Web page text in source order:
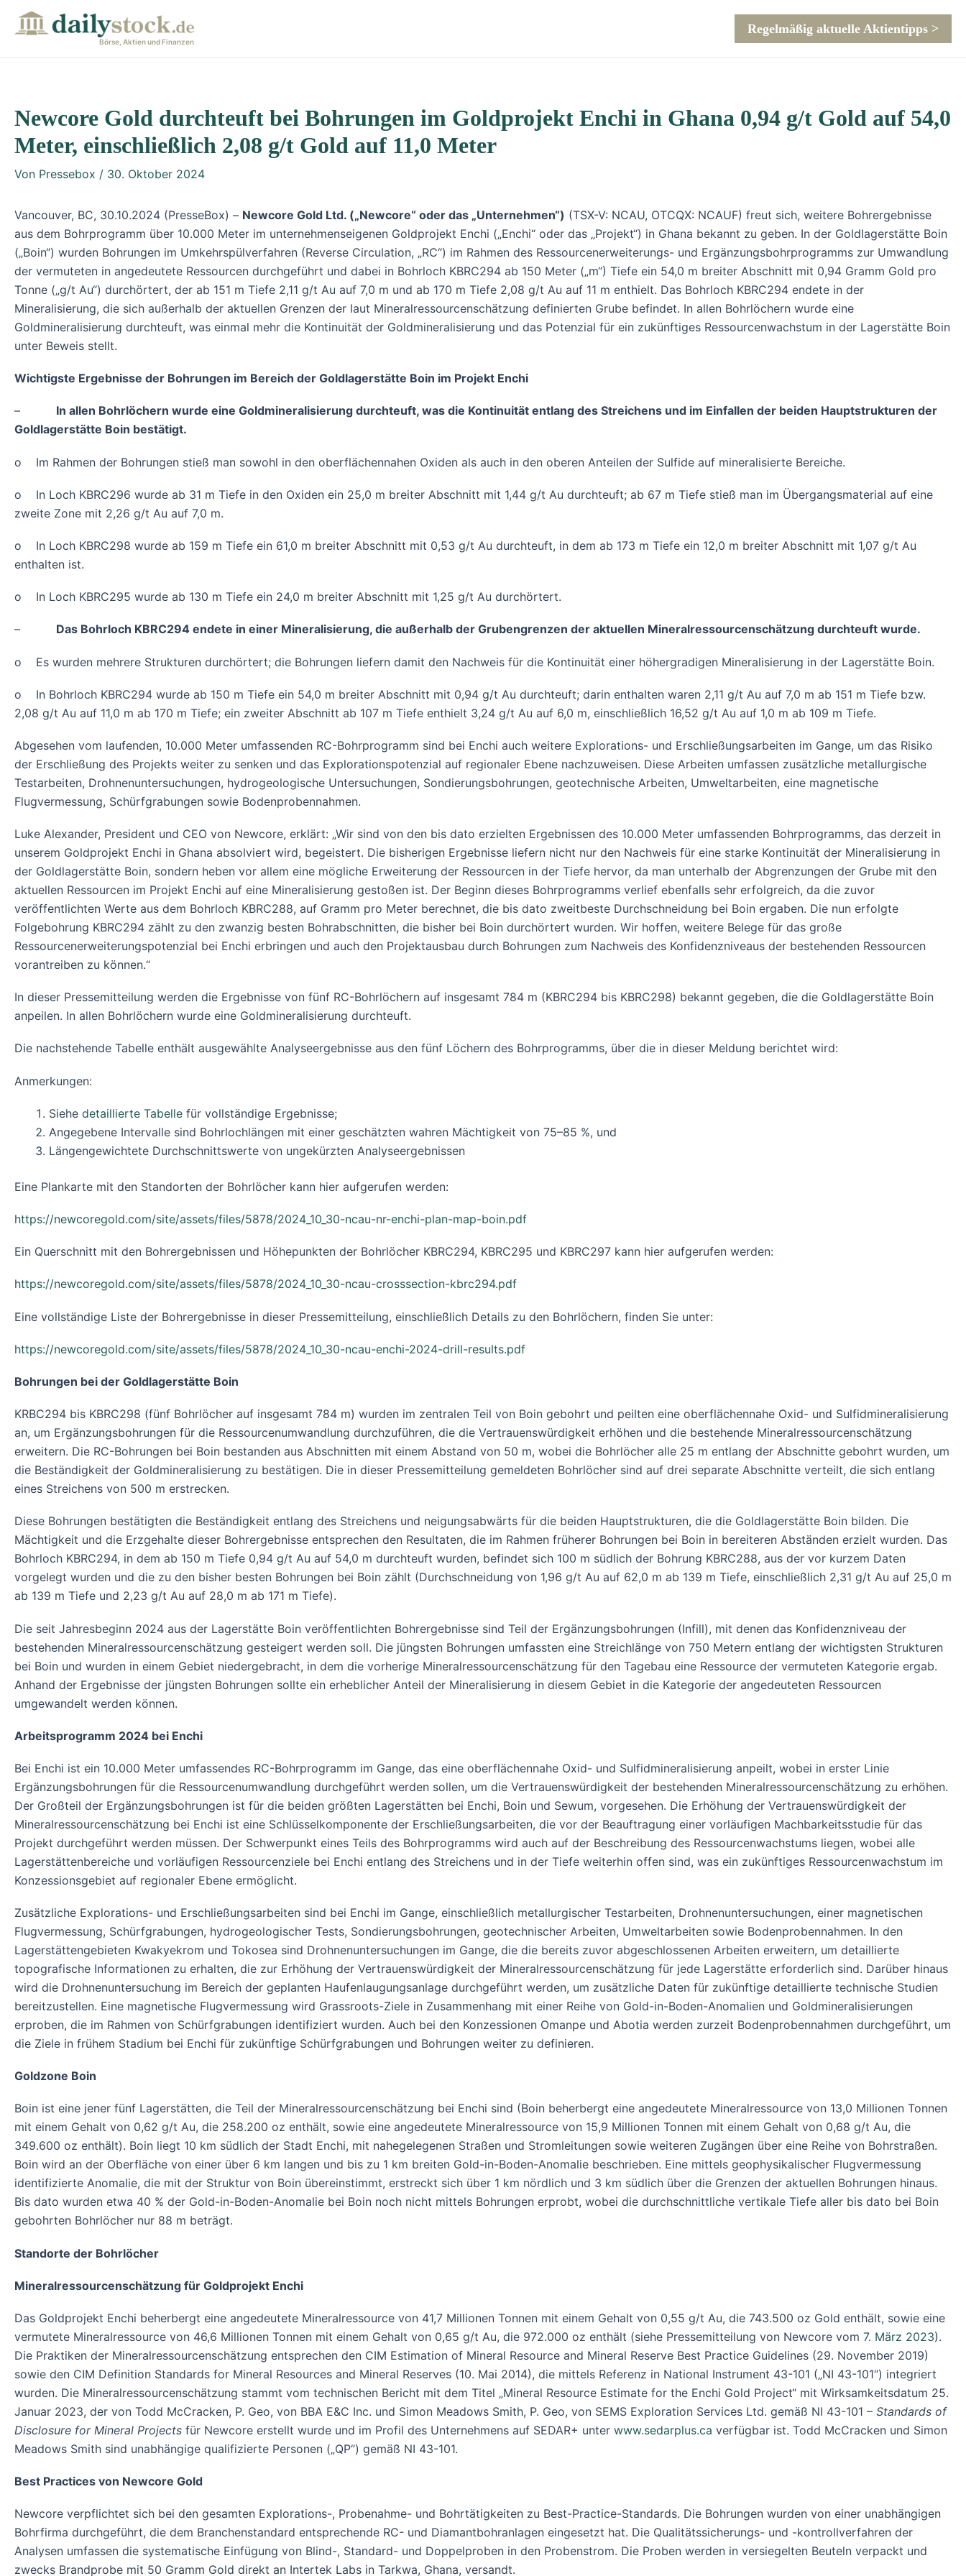
Inhalt
Börse, Aktien und Finanzen
Regelmäßig aktuelle Aktientipps >
Newcore Gold durchteuft bei Bohrungen im Goldprojekt Enchi in Ghana 0,94 g/t Gold auf 54,0
Meter, einschließlich 2,08 g/t Gold auf 11,0 Meter
Von Pressebox / 30. Oktober 2024
Vancouver, BC, 30.10.2024 (PresseBox) – Newcore Gold Ltd. („Newcore“ oder das „Unternehmen“) (TSX-V: NCAU, OTCQX: NCAUF) freut sich, weitere Bohrergebnisse
aus dem Bohrprogramm über 10.000 Meter im unternehmenseigenen Goldprojekt Enchi („Enchi“ oder das „Projekt“) in Ghana bekannt zu geben. In der Goldlagerstätte Boin
(„Boin“) wurden Bohrungen im Umkehrspülverfahren (Reverse Circulation, „RC“) im Rahmen des Ressourcenerweiterungs- und Ergänzungsbohrprogramms zur Umwandlung
der vermuteten in angedeutete Ressourcen durchgeführt und dabei in Bohrloch KBRC294 ab 150 Meter („m“) Tiefe ein 54,0 m breiter Abschnitt mit 0,94 Gramm Gold pro
Tonne („g/t Au“) durchörtert, der ab 151 m Tiefe 2,11 g/t Au auf 7,0 m und ab 170 m Tiefe 2,08 g/t Au auf 11 m enthielt. Das Bohrloch KBRC294 endete in der
Mineralisierung, die sich außerhalb der aktuellen Grenzen der laut Mineralressourcenschätzung definierten Grube befindet. In allen Bohrlöchern wurde eine
Goldmineralisierung durchteuft, was einmal mehr die Kontinuität der Goldmineralisierung und das Potenzial für ein zukünftiges Ressourcenwachstum in der Lagerstätte Boin
unter Beweis stellt.
Wichtigste Ergebnisse der Bohrungen im Bereich der Goldlagerstätte Boin im Projekt Enchi
– In allen Bohrlöchern wurde eine Goldmineralisierung durchteuft, was die Kontinuität entlang des Streichens und im Einfallen der beiden Hauptstrukturen der
Goldlagerstätte Boin bestätigt.
o Im Rahmen der Bohrungen stieß man sowohl in den oberflächennahen Oxiden als auch in den oberen Anteilen der Sulfide auf mineralisierte Bereiche.
o In Loch KBRC296 wurde ab 31 m Tiefe in den Oxiden ein 25,0 m breiter Abschnitt mit 1,44 g/t Au durchteuft; ab 67 m Tiefe stieß man im Übergangsmaterial auf eine
zweite Zone mit 2,26 g/t Au auf 7,0 m.
o In Loch KBRC298 wurde ab 159 m Tiefe ein 61,0 m breiter Abschnitt mit 0,53 g/t Au durchteuft, in dem ab 173 m Tiefe ein 12,0 m breiter Abschnitt mit 1,07 g/t Au
enthalten ist.
o In Loch KBRC295 wurde ab 130 m Tiefe ein 24,0 m breiter Abschnitt mit 1,25 g/t Au durchörtert.
– Das Bohrloch KBRC294 endete in einer Mineralisierung, die außerhalb der Grubengrenzen der aktuellen Mineralressourcenschätzung durchteuft wurde.
o Es wurden mehrere Strukturen durchörtert; die Bohrungen liefern damit den Nachweis für die Kontinuität einer höhergradigen Mineralisierung in der Lagerstätte Boin.
o In Bohrloch KBRC294 wurde ab 150 m Tiefe ein 54,0 m breiter Abschnitt mit 0,94 g/t Au durchteuft; darin enthalten waren 2,11 g/t Au auf 7,0 m ab 151 m Tiefe bzw.
2,08 g/t Au auf 11,0 m ab 170 m Tiefe; ein zweiter Abschnitt ab 107 m Tiefe enthielt 3,24 g/t Au auf 6,0 m, einschließlich 16,52 g/t Au auf 1,0 m ab 109 m Tiefe.
Abgesehen vom laufenden, 10.000 Meter umfassenden RC-Bohrprogramm sind bei Enchi auch weitere Explorations- und Erschließungsarbeiten im Gange, um das Risiko
der Erschließung des Projekts weiter zu senken und das Explorationspotenzial auf regionaler Ebene nachzuweisen. Diese Arbeiten umfassen zusätzliche metallurgische
Testarbeiten, Drohnenuntersuchungen, hydrogeologische Untersuchungen, Sondierungsbohrungen, geotechnische Arbeiten, Umweltarbeiten, eine magnetische
Flugvermessung, Schürfgrabungen sowie Bodenprobennahmen.
Luke Alexander, President und CEO von Newcore, erklärt: „Wir sind von den bis dato erzielten Ergebnissen des 10.000 Meter umfassenden Bohrprogramms, das derzeit in
unserem Goldprojekt Enchi in Ghana absolviert wird, begeistert. Die bisherigen Ergebnisse liefern nicht nur den Nachweis für eine starke Kontinuität der Mineralisierung in
der Goldlagerstätte Boin, sondern heben vor allem eine mögliche Erweiterung der Ressourcen in der Tiefe hervor, da man unterhalb der Abgrenzungen der Grube mit den
aktuellen Ressourcen im Projekt Enchi auf eine Mineralisierung gestoßen ist. Der Beginn dieses Bohrprogramms verlief ebenfalls sehr erfolgreich, da die zuvor
veröffentlichten Werte aus dem Bohrloch KBRC288, auf Gramm pro Meter berechnet, die bis dato zweitbeste Durchschneidung bei Boin ergaben. Die nun erfolgte
Folgebohrung KBRC294 zählt zu den zwanzig besten Bohrabschnitten, die bisher bei Boin durchörtert wurden. Wir hoffen, weitere Belege für das große
Ressourcenerweiterungspotenzial bei Enchi erbringen und auch den Projektausbau durch Bohrungen zum Nachweis des Konfidenzniveaus der bestehenden Ressourcen
vorantreiben zu können.“
In dieser Pressemitteilung werden die Ergebnisse von fünf RC-Bohrlöchern auf insgesamt 784 m (KBRC294 bis KBRC298) bekannt gegeben, die die Goldlagerstätte Boin
anpeilen. In allen Bohrlöchern wurde eine Goldmineralisierung durchteuft.
Die nachstehende Tabelle enthält ausgewählte Analyseergebnisse aus den fünf Löchern des Bohrprogramms, über die in dieser Meldung berichtet wird:
Anmerkungen:
Siehe detaillierte Tabelle für vollständige Ergebnisse;
Angegebene Intervalle sind Bohrlochlängen mit einer geschätzten wahren Mächtigkeit von 75–85 %, und
Längengewichtete Durchschnittswerte von ungekürzten Analyseergebnissen
Eine Plankarte mit den Standorten der Bohrlöcher kann hier aufgerufen werden:
https://newcoregold.com/site/assets/files/5878/2024_10_30-ncau-nr-enchi-plan-map-boin.pdf
Ein Querschnitt mit den Bohrergebnissen und Höhepunkten der Bohrlöcher KBRC294, KBRC295 und KBRC297 kann hier aufgerufen werden:
https://newcoregold.com/site/assets/files/5878/2024_10_30-ncau-crosssection-kbrc294.pdf
Eine vollständige Liste der Bohrergebnisse in dieser Pressemitteilung, einschließlich Details zu den Bohrlöchern, finden Sie unter:
https://newcoregold.com/site/assets/files/5878/2024_10_30-ncau-enchi-2024-drill-results.pdf
Bohrungen bei der Goldlagerstätte Boin
KRBC294 bis KBRC298 (fünf Bohrlöcher auf insgesamt 784 m) wurden im zentralen Teil von Boin gebohrt und peilten eine oberflächennahe Oxid- und Sulfidmineralisierung
an, um Ergänzungsbohrungen für die Ressourcenumwandlung durchzuführen, die die Vertrauenswürdigkeit erhöhen und die bestehende Mineralressourcenschätzung
erweitern. Die RC-Bohrungen bei Boin bestanden aus Abschnitten mit einem Abstand von 50 m, wobei die Bohrlöcher alle 25 m entlang der Abschnitte gebohrt wurden, um
die Beständigkeit der Goldmineralisierung zu bestätigen. Die in dieser Pressemitteilung gemeldeten Bohrlöcher sind auf drei separate Abschnitte verteilt, die sich entlang
eines Streichens von 500 m erstrecken.
Diese Bohrungen bestätigten die Beständigkeit entlang des Streichens und neigungsabwärts für die beiden Hauptstrukturen, die die Goldlagerstätte Boin bilden. Die
Mächtigkeit und die Erzgehalte dieser Bohrergebnisse entsprechen den Resultaten, die im Rahmen früherer Bohrungen bei Boin in bereiteren Abständen erzielt wurden. Das
Bohrloch KBRC294, in dem ab 150 m Tiefe 0,94 g/t Au auf 54,0 m durchteuft wurden, befindet sich 100 m südlich der Bohrung KBRC288, aus der vor kurzem Daten
vorgelegt wurden und die zu den bisher besten Bohrungen bei Boin zählt (Durchschneidung von 1,96 g/t Au auf 62,0 m ab 139 m Tiefe, einschließlich 2,31 g/t Au auf 25,0 m
ab 139 m Tiefe und 2,23 g/t Au auf 28,0 m ab 171 m Tiefe).
Die seit Jahresbeginn 2024 aus der Lagerstätte Boin veröffentlichten Bohrergebnisse sind Teil der Ergänzungsbohrungen (Infill), mit denen das Konfidenzniveau der
bestehenden Mineralressourcenschätzung gesteigert werden soll. Die jüngsten Bohrungen umfassten eine Streichlänge von 750 Metern entlang der wichtigsten Strukturen
bei Boin und wurden in einem Gebiet niedergebracht, in dem die vorherige Mineralressourcenschätzung für den Tagebau eine Ressource der vermuteten Kategorie ergab.
Anhand der Ergebnisse der jüngsten Bohrungen sollte ein erheblicher Anteil der Mineralisierung in diesem Gebiet in die Kategorie der angedeuteten Ressourcen
umgewandelt werden können.
Arbeitsprogramm 2024 bei Enchi
Bei Enchi ist ein 10.000 Meter umfassendes RC-Bohrprogramm im Gange, das eine oberflächennahe Oxid- und Sulfidmineralisierung anpeilt, wobei in erster Linie
Ergänzungsbohrungen für die Ressourcenumwandlung durchgeführt werden sollen, um die Vertrauenswürdigkeit der bestehenden Mineralressourcenschätzung zu erhöhen.
Der Großteil der Ergänzungsbohrungen ist für die beiden größten Lagerstätten bei Enchi, Boin und Sewum, vorgesehen. Die Erhöhung der Vertrauenswürdigkeit der
Mineralressourcenschätzung bei Enchi ist eine Schlüsselkomponente der Erschließungsarbeiten, die vor der Beauftragung einer vorläufigen Machbarkeitsstudie für das
Projekt durchgeführt werden müssen. Der Schwerpunkt eines Teils des Bohrprogramms wird auch auf der Beschreibung des Ressourcenwachstums liegen, wobei alle
Lagerstättenbereiche und vorläufigen Ressourcenziele bei Enchi entlang des Streichens und in der Tiefe weiterhin offen sind, was ein zukünftiges Ressourcenwachstum im
Konzessionsgebiet auf regionaler Ebene ermöglicht.
Zusätzliche Explorations- und Erschließungsarbeiten sind bei Enchi im Gange, einschließlich metallurgischer Testarbeiten, Drohnenuntersuchungen, einer magnetischen
Flugvermessung, Schürfgrabungen, hydrogeologischer Tests, Sondierungsbohrungen, geotechnischer Arbeiten, Umweltarbeiten sowie Bodenprobennahmen. In den
Lagerstättengebieten Kwakyekrom und Tokosea sind Drohnenuntersuchungen im Gange, die die bereits zuvor abgeschlossenen Arbeiten erweitern, um detaillierte
topografische Informationen zu erhalten, die zur Erhöhung der Vertrauenswürdigkeit der Mineralressourcenschätzung für jede Lagerstätte erforderlich sind. Darüber hinaus
wird die Drohnenuntersuchung im Bereich der geplanten Haufenlaugungsanlage durchgeführt werden, um zusätzliche Daten für zukünftige detaillierte technische Studien
bereitzustellen. Eine magnetische Flugvermessung wird Grassroots-Ziele in Zusammenhang mit einer Reihe von Gold-in-Boden-Anomalien und Goldmineralisierungen
erproben, die im Rahmen von Schürfgrabungen identifiziert wurden. Auch bei den Konzessionen Omanpe und Abotia werden zurzeit Bodenprobennahmen durchgeführt, um
die Ziele in frühem Stadium bei Enchi für zukünftige Schürfgrabungen und Bohrungen weiter zu definieren.
Goldzone Boin
Boin ist eine jener fünf Lagerstätten, die Teil der Mineralressourcenschätzung bei Enchi sind (Boin beherbergt eine angedeutete Mineralressource von 13,0 Millionen Tonnen
mit einem Gehalt von 0,62 g/t Au, die 258.200 oz enthält, sowie eine angedeutete Mineralressource von 15,9 Millionen Tonnen mit einem Gehalt von 0,68 g/t Au, die
349.600 oz enthält). Boin liegt 10 km südlich der Stadt Enchi, mit nahegelegenen Straßen und Stromleitungen sowie weiteren Zugängen über eine Reihe von Bohrstraßen.
Boin wird an der Oberfläche von einer über 6 km langen und bis zu 1 km breiten Gold-in-Boden-Anomalie beschrieben. Eine mittels geophysikalischer Flugvermessung
identifizierte Anomalie, die mit der Struktur von Boin übereinstimmt, erstreckt sich über 1 km nördlich und 3 km südlich über die Grenzen der aktuellen Bohrungen hinaus.
Bis dato wurden etwa 40 % der Gold-in-Boden-Anomalie bei Boin noch nicht mittels Bohrungen erprobt, wobei die durchschnittliche vertikale Tiefe aller bis dato bei Boin
gebohrten Bohrlöcher nur 88 m beträgt.
Standorte der Bohrlöcher
Mineralressourcenschätzung für Goldprojekt Enchi
Das Goldprojekt Enchi beherbergt eine angedeutete Mineralressource von 41,7 Millionen Tonnen mit einem Gehalt von 0,55 g/t Au, die 743.500 oz Gold enthält, sowie eine
vermutete Mineralressource von 46,6 Millionen Tonnen mit einem Gehalt von 0,65 g/t Au, die 972.000 oz enthält (siehe Pressemitteilung von Newcore vom 7. März 2023).
Die Praktiken der Mineralressourcenschätzung entsprechen den CIM Estimation of Mineral Resource and Mineral Reserve Best Practice Guidelines (29. November 2019)
sowie den CIM Definition Standards for Mineral Resources and Mineral Reserves (10. Mai 2014), die mittels Referenz in National Instrument 43-101 („NI 43-101“) integriert
wurden. Die Mineralressourcenschätzung stammt vom technischen Bericht mit dem Titel „Mineral Resource Estimate for the Enchi Gold Project“ mit Wirksamkeitsdatum 25.
Januar 2023, der von Todd McCracken, P. Geo, von BBA E&C Inc. und Simon Meadows Smith, P. Geo, von SEMS Exploration Services Ltd. gemäß NI 43-101 – Standards of
Disclosure for Mineral Projects für Newcore erstellt wurde und im Profil des Unternehmens auf SEDAR+ unter www.sedarplus.ca verfügbar ist. Todd McCracken und Simon
Meadows Smith sind unabhängige qualifizierte Personen („QP“) gemäß NI 43-101.
Best Practices von Newcore Gold
Newcore verpflichtet sich bei den gesamten Explorations-, Probenahme- und Bohrtätigkeiten zu Best-Practice-Standards. Die Bohrungen wurden von einer unabhängigen
Bohrfirma durchgeführt, die dem Branchenstandard entsprechende RC- und Diamantbohranlagen eingesetzt hat. Die Qualitätssicherungs- und -kontrollverfahren der
Analysen umfassen die systematische Einfügung von Blind-, Standard- und Doppelproben in den Probenstrom. Die Proben werden in versiegelten Beuteln verpackt und
zwecks Brandprobe mit 50 Gramm Gold direkt an Intertek Labs in Tarkwa, Ghana, versandt.
navigation